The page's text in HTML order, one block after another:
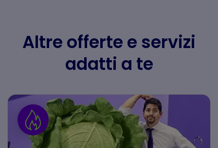
Altre offerte e servizi
adatti a te